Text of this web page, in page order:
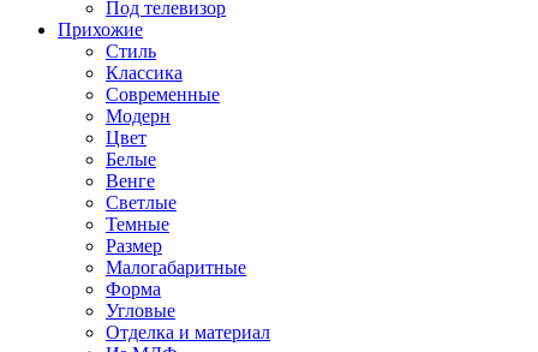
Под телевизор
Прихожие
Стиль
Классика
Современные
Модерн
Цвет
Белые
Венге
Светлые
Темные
Размер
Малогабаритные
Форма
Угловые
Отделка и материал